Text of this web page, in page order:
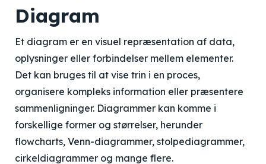
Diagram
Et diagram er en visuel repræsentation af data,
oplysninger eller forbindelser mellem elementer.
Det kan bruges til at vise trin i en proces,
organisere kompleks information eller præsentere
sammenligninger. Diagrammer kan komme i
forskellige former og størrelser, herunder
flowcharts, Venn-diagrammer, stolpediagrammer,
cirkeldiagrammer og mange flere.